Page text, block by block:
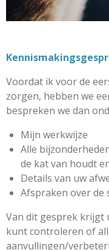
Voordat ik voor de
zorgen, hebben we
bespreken we dan
Mijn werkwijze
Alle
de kat van houdt
Details van uw
Afspraken over de
Van dit gesprek krijgt
kunt controleren of
aanvullingen/